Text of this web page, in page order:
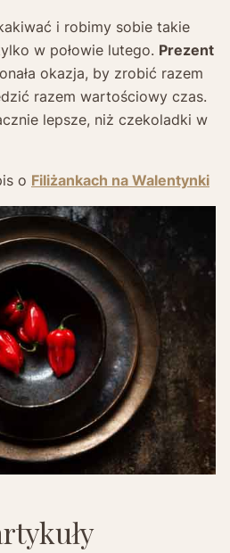
i robimy sobie takie
w połowie lutego. Prezent
okazja, by zrobić razem
razem wartościowy czas.
lepsze, niż czekoladki w
o Filiżankach na Walentynki